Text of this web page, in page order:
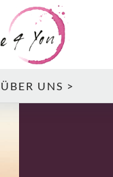
ÜBER UNS >